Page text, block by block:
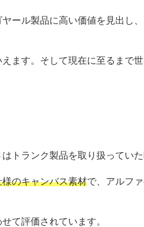
ール製品に高い価値を見出し、
ます。そして現在に至るまで
トランク製品を取り扱ってい
のキャンバス素材で、アルフ
て評価されています。